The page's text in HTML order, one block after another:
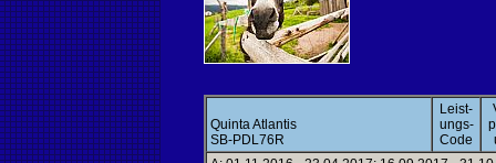
Quinta Atlantis
SB-PDL76R
Leist-
ungs-
Code